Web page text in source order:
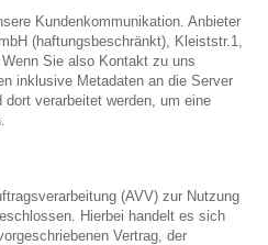
Kundenkommunikation. Anbieter
(haftungsbeschränkt), Kleiststr.1,
Sie also Kontakt zu uns
inklusive Metadaten an die Server
verarbeitet werden, um eine
(AVV) zur Nutzung
Hierbei handelt es sich
Vertrag, der